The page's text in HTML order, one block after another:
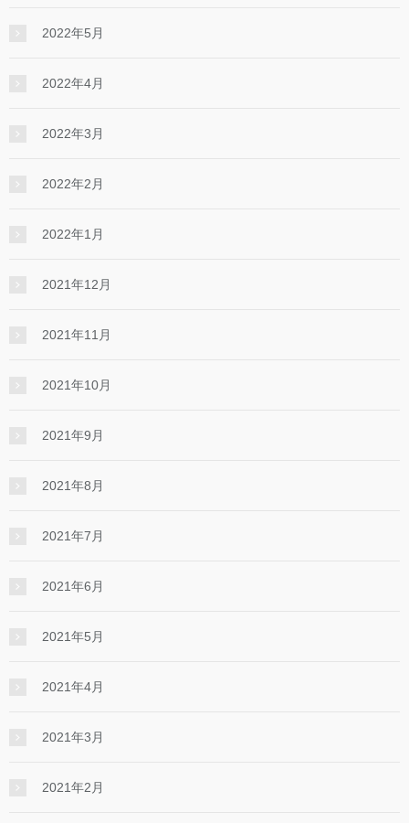
2022年5月
2022年4月
2022年3月
2022年2月
2022年1月
2021年12月
2021年11月
2021年10月
2021年9月
2021年8月
2021年7月
2021年6月
2021年5月
2021年4月
2021年3月
2021年2月